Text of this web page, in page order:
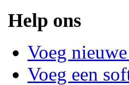
Help ons
Voeg
Voeg een